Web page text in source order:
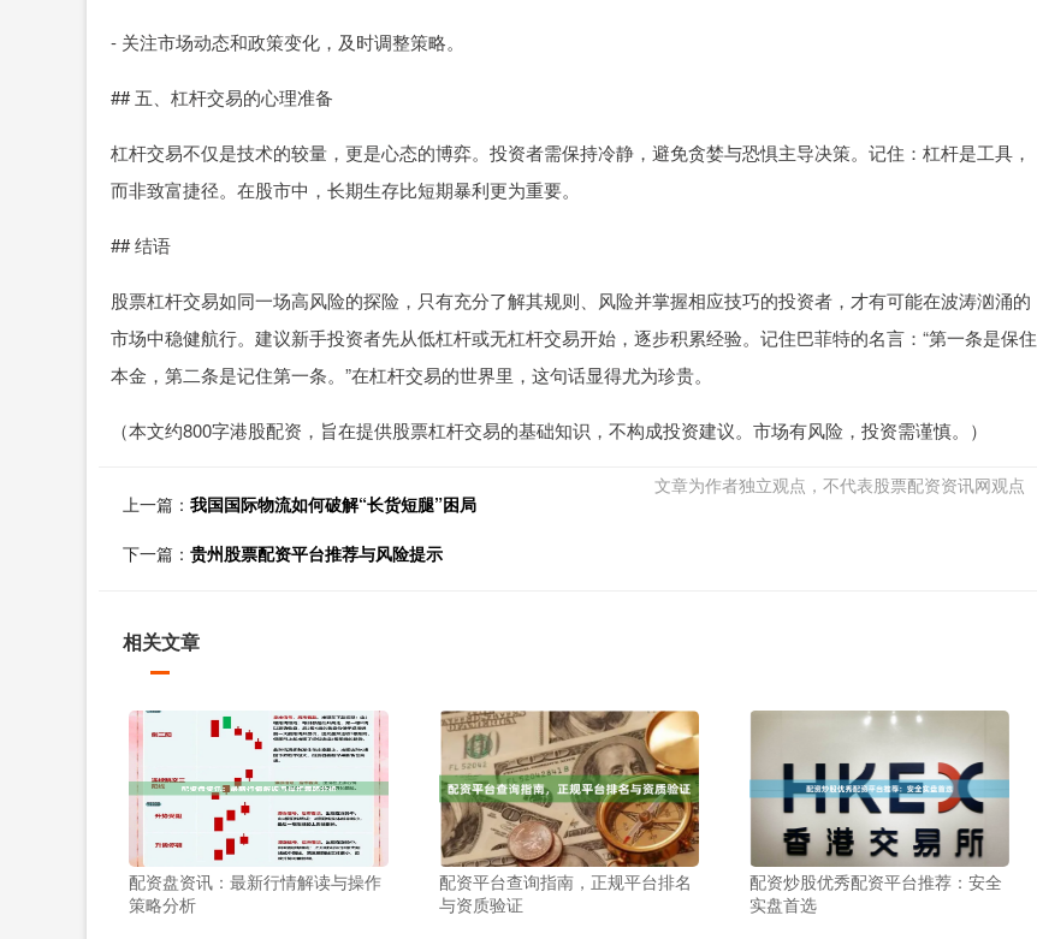
- 关注市场动态和政策变化，及时调整策略。
## 五、杠杆交易的心理准备
杠杆交易不仅是技术的较量，更是心态的博弈。投资者需保持冷静，避免贪婪与恐惧主导决策。记住：杠杆是工具，
而非致富捷径。在股市中，长期生存比短期暴利更为重要。
## 结语
股票杠杆交易如同一场高风险的探险，只有充分了解其规则、风险并掌握相应技巧的投资者，才有可能在波涛汹涌的
市场中稳健航行。建议新手投资者先从低杠杆或无杠杆交易开始，逐步积累经验。记住巴菲特的名言：“第一条是保住
本金，第二条是记住第一条。”在杠杆交易的世界里，这句话显得尤为珍贵。
（本文约800字港股配资，旨在提供股票杠杆交易的基础知识，不构成投资建议。市场有风险，投资需谨慎。）
文章为作者独立观点，不代表股票配资资讯网观点
上一篇： 我国国际物流如何破解“长货短腿”困局
下一篇： 贵州股票配资平台推荐与风险提示
相关文章
配资盘资讯：最新行情解读与操作
策略分析
配资平台查询指南，正规平台排名
与资质验证
配资炒股优秀配资平台推荐：安全
实盘首选